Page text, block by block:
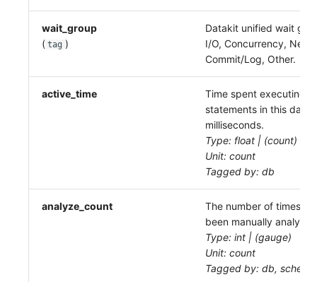
wait_group
( tag )
Datakit unified wait
I/O, Concurrency,
Commit/Log, Other.
active_time
Time spent executing
statements in this
milliseconds.
Type: float | (count)
Unit: count
Tagged by: db
analyze_count
The number of times
been manually
Type: int | (gauge)
Unit: count
Tagged by: db,